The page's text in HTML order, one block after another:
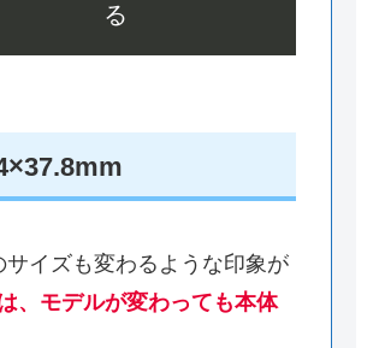
る
イズも変わるような印象が
、モデルが変わっても本体